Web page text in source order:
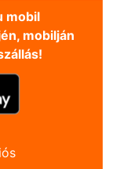
mobil
mobilján